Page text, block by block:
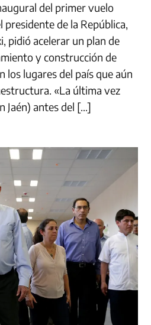
del primer vuelo
presidente de la República,
pidió acelerar un plan de
y construcción de
los lugares del país que aún
«La última vez
Jaén) antes del […]